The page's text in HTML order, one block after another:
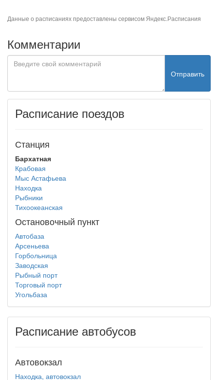
Данные о расписаниях предоставлены сервисом Яндекс.Расписания
Комментарии
Отправить
Расписание поездов
Станция
Бархатная
Крабовая
Мыс Астафьева
Находка
Рыбники
Тихоокеанская
Остановочный пункт
Автобаза
Арсеньева
Горбольница
Заводская
Рыбный порт
Торговый порт
Угольбаза
Расписание автобусов
Автовокзал
Находка, автовокзал